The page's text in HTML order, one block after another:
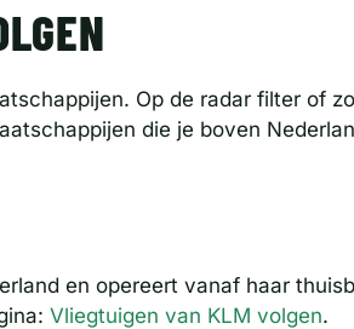
Op de radar filter of
die je boven
en opereert vanaf haar
Vliegtuigen van KLM volgen.